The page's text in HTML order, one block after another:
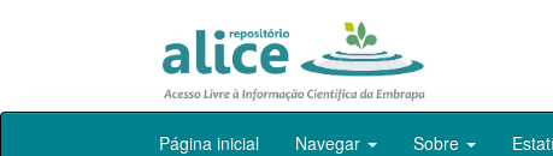
Skip
Página inicial Navegar Sobre